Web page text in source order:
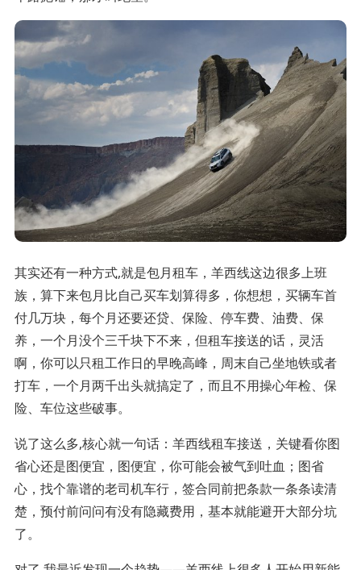
其实还有一种方式,就是包月租车，羊西线这边很多上班
族，算下来包月比自己买车划算得多，你想想，买辆车首
付几万块，每个月还要还贷、保险、停车费、油费、保
养，一个月没个三千块下不来，但租车接送的话，灵活
啊，你可以只租工作日的早晚高峰，周末自己坐地铁或者
打车，一个月两千出头就搞定了，而且不用操心年检、保
险、车位这些破事。
说了这么多,核心就一句话：羊西线租车接送，关键看你图
省心还是图便宜，图便宜，你可能会被气到吐血；图省
心，找个靠谱的老司机车行，签合同前把条款一条条读清
楚，预付前问问有没有隐藏费用，基本就能避开大部分坑
了。